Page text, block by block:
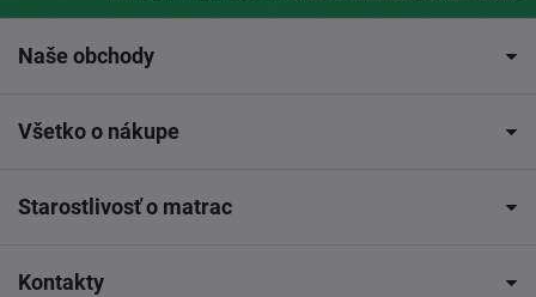
Naše obchody
Všetko o nákupe
Starostlivosť o matrac
Kontakty